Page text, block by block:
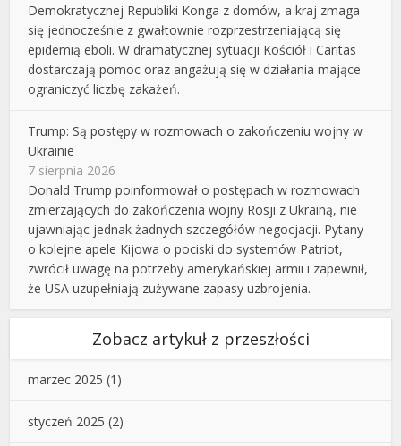
Demokratycznej Republiki Konga z domów, a kraj zmaga
się jednocześnie z gwałtownie rozprzestrzeniającą się
epidemią eboli. W dramatycznej sytuacji Kościół i Caritas
dostarczają pomoc oraz angażują się w działania mające
ograniczyć liczbę zakażeń.
Trump: Są postępy w rozmowach o zakończeniu wojny w
Ukrainie
7 sierpnia 2026
Donald Trump poinformował o postępach w rozmowach
zmierzających do zakończenia wojny Rosji z Ukrainą, nie
ujawniając jednak żadnych szczegółów negocjacji. Pytany
o kolejne apele Kijowa o pociski do systemów Patriot,
zwrócił uwagę na potrzeby amerykańskiej armii i zapewnił,
że USA uzupełniają zużywane zapasy uzbrojenia.
Zobacz artykuł z przeszłości
marzec 2025 (1)
styczeń 2025 (2)